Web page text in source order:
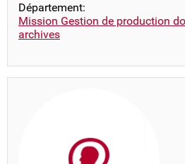
Département:
Mission Gestion de production
archives